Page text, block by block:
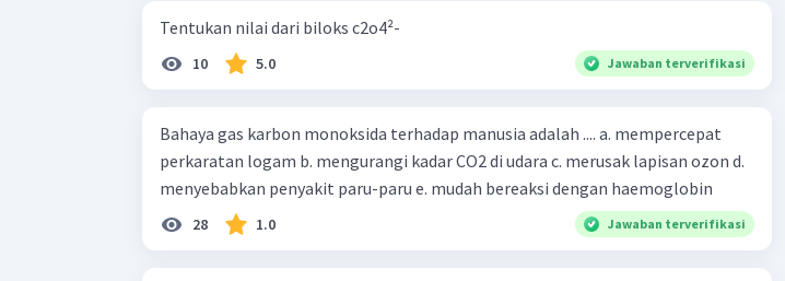
Tentukan nilai dari biloks c2o4²-
10 5.0 Jawaban terverifikasi
Bahaya gas karbon monoksida terhadap manusia adalah .... a. mempercepat
perkaratan logam b. mengurangi kadar CO2 di udara c. merusak lapisan ozon d.
menyebabkan penyakit paru-paru e. mudah bereaksi dengan haemoglobin
28 1.0 Jawaban terverifikasi